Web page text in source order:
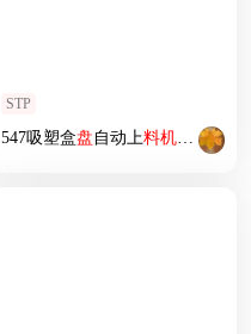
STP
547吸塑盒盘自动上料机构 总成左